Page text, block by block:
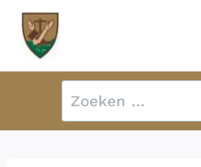
Doorgaan
naar
Zoeken
naar: